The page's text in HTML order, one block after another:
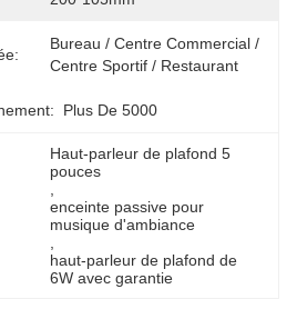
Bureau / Centre Commercial /
Centre Sportif / Restaurant
Plus De 5000
Haut-parleur de plafond 5
pouces
enceinte passive pour
musique d'ambiance
haut-parleur de plafond de
6W avec garantie